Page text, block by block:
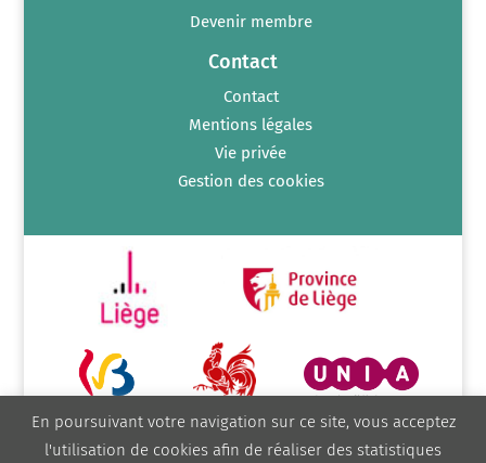
Devenir membre
Contact
Contact
Mentions légales
Vie privée
Gestion des cookies
En poursuivant votre navigation sur ce site, vous acceptez
l'utilisation de cookies afin de réaliser des statistiques